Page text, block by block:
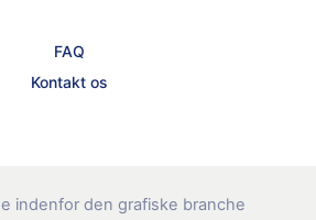
FAQ
Kontakt os
indenfor den grafiske branche